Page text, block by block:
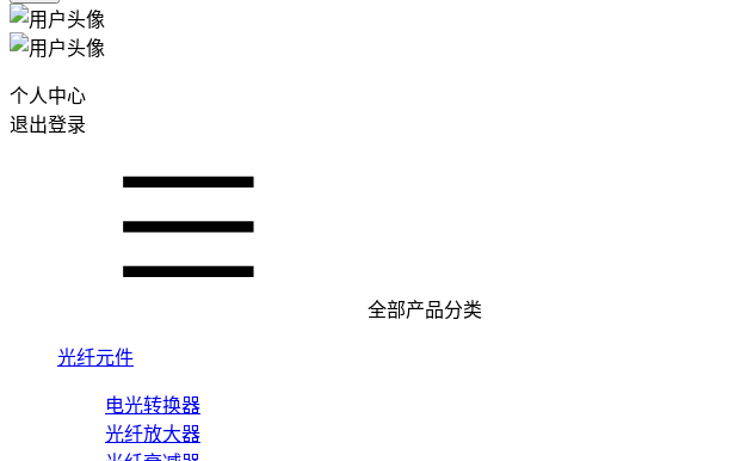
个人中心
退出登录
全部产品分类
光纤元件
电光转换器
光纤放大器